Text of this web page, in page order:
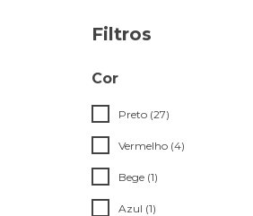
Filtros
Cor
Preto (27)
Vermelho (4)
Bege (1)
Azul (1)